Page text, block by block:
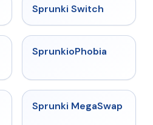
★
Sprunki Switch
★
SprunkioPhobia
★ 4.5
Sprunki MegaSwap